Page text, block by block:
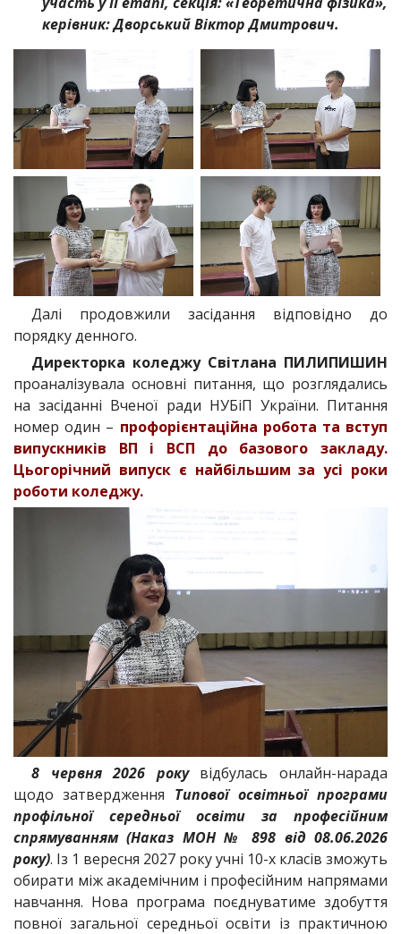
керівник: Дворський Віктор Дмитрович.
Далі продовжили засідання відповідно до
порядку денного.
Директорка коледжу Світлана ПИЛИПИШИН
проаналізувала основні питання, що розглядались
на засіданні Вченої ради НУБіП України. Питання
номер один – профорієнтаційна робота та вступ
випускників ВП і ВСП до базового закладу.
Цьогорічний випуск є найбільшим за усі роки
роботи коледжу.
8 червня 2026 рокувідбулась онлайн-нарада
щодо затвердження Типової освітньої програми
профільної середньої освіти за професійним
спрямуванням (Наказ МОН № 898 від 08.06.2026
року). Із 1 вересня 2027 року учні 10-х класів зможуть
обирати між академічним і професійним напрямами
навчання. Нова програма поєднуватиме здобуття
повної загальної середньої освіти із практичною